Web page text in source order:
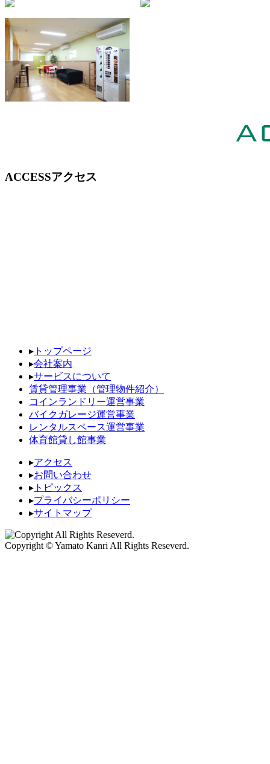
ACCESSアクセス
▸ トップページ
▸会社案内
▸サービスについて
賃貸管理事業（管理物件紹介）
コインランドリー運営事業
バイクガレージ運営事業
レンタルスペース運営事業
体育館貸し館事業
▸アクセス
▸お問い合わせ
▸ トピックス
▸プライバシーポリシー
▸サイトマップ
Copyright © Yamato Kanri All Rights Reseverd.